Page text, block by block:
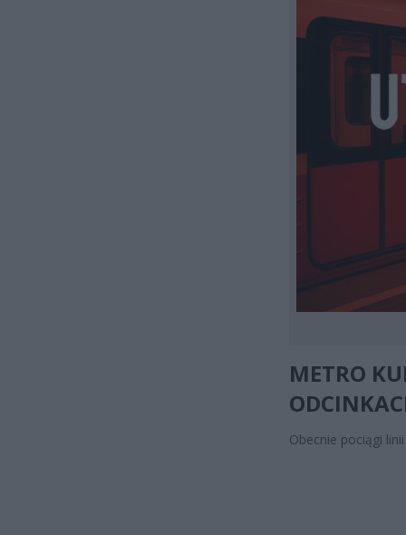
METRO
Obecnie pociągi